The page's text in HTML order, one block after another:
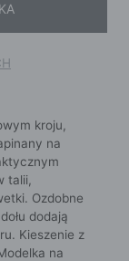
kroju,
na
talii,
Ozdobne
dodają
Kieszenie z
na